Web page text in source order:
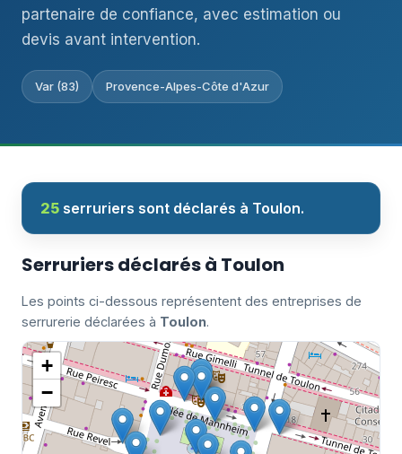
partenaire de confiance, avec estimation ou
devis avant intervention.
Var (83) Provence-Alpes-Côte d'Azur
25 serruriers sont déclarés à Toulon.
Serruriers déclarés à Toulon
Les points ci-dessous représentent des entreprises de
serrurerie déclarées à Toulon.
+
−